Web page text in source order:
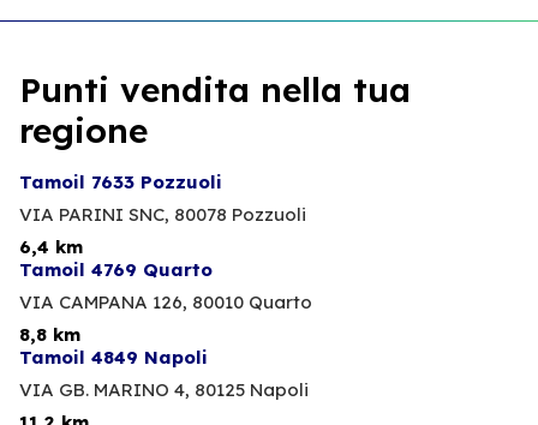
Punti vendita nella tua
regione
Tamoil 7633 Pozzuoli
VIA PARINI SNC, 80078 Pozzuoli
6,4 km
Tamoil 4769 Quarto
VIA CAMPANA 126, 80010 Quarto
8,8 km
Tamoil 4849 Napoli
VIA GB. MARINO 4, 80125 Napoli